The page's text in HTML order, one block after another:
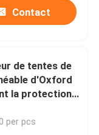
Contact
de tentes de
d'Oxford
la protection
per pcs